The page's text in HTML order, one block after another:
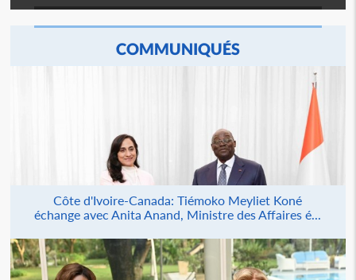
COMMUNIQUÉS
Côte d'Ivoire-Canada: Tiémoko Meyliet Koné
échange avec Anita Anand, Ministre des Affaires é...